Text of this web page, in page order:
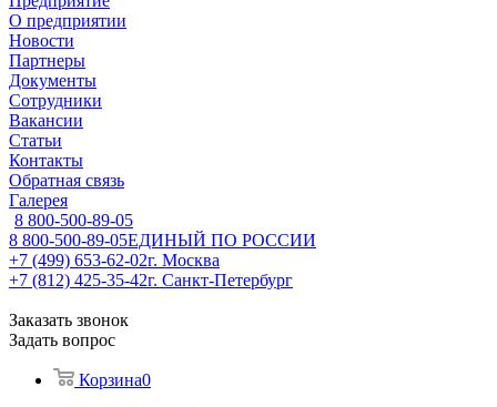
О предприятии
Новости
Партнеры
Документы
Сотрудники
Вакансии
Статьи
Контакты
Обратная связь
Галерея
8 800-500-89-05
8 800-500-89-05ЕДИНЫЙ ПО РОССИИ
+7 (499) 653-62-02г. Москва
+7 (812) 425-35-42г. Санкт-Петербург
Заказать звонок
Задать вопрос
Корзина0